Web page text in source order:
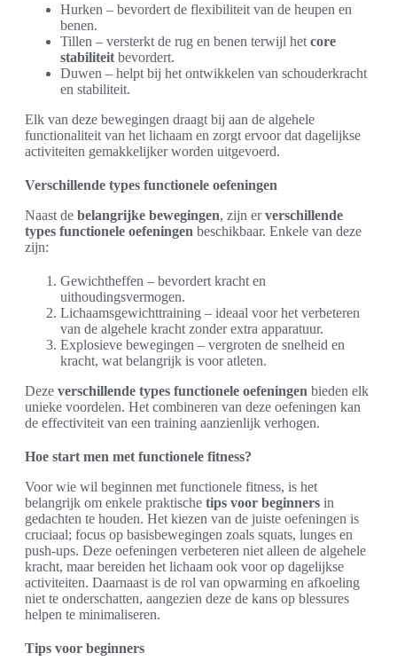
Hurken – bevordert de flexibiliteit van de heupen en
benen.
Tillen – versterkt de rug en benen terwijl het core
stabiliteit bevordert.
Duwen – helpt bij het ontwikkelen van schouderkracht
en stabiliteit.
Elk van deze bewegingen draagt bij aan de algehele
functionaliteit van het lichaam en zorgt ervoor dat dagelijkse
activiteiten gemakkelijker worden uitgevoerd.
Verschillende types functionele oefeningen
Naast de belangrijke bewegingen, zijn erverschillende
types functionele oefeningen beschikbaar. Enkele van deze
zijn:
Gewichtheffen – bevordert kracht en
uithoudingsvermogen.
Lichaamsgewichttraining – ideaal voor het verbeteren
van de algehele kracht zonder extra apparatuur.
Explosieve bewegingen – vergroten de snelheid en
kracht, wat belangrijk is voor atleten.
Deze verschillende types functionele oefeningen bieden elk
unieke voordelen. Het combineren van deze oefeningen kan
de effectiviteit van een training aanzienlijk verhogen.
Hoe start men met functionele fitness?
Voor wie wil beginnen met functionele fitness, is het
belangrijk om enkele praktische tips voor beginners in
gedachten te houden. Het kiezen van de juiste oefeningen is
cruciaal; focus op basisbewegingen zoals squats, lunges en
push-ups. Deze oefeningen verbeteren niet alleen de algehele
kracht, maar bereiden het lichaam ook voor op dagelijkse
activiteiten. Daarnaast is de rol van opwarming en afkoeling
niet te onderschatten, aangezien deze de kans op blessures
helpen te minimaliseren.
Tips voor beginners